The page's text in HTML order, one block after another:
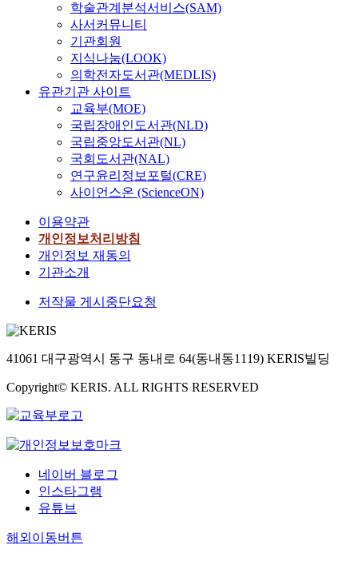
학술관계분석서비스(SAM)
사서커뮤니티
기관회원
지식나눔(LOOK)
의학전자도서관(MEDLIS)
유관기관 사이트
교육부(MOE)
국립장애인도서관(NLD)
국립중앙도서관(NL)
국회도서관(NAL)
연구윤리정보포털(CRE)
사이언스온 (ScienceON)
이용약관
개인정보처리방침
개인정보 재동의
기관소개
저작물 게시중단요청
41061 대구광역시 동구 동내로 64(동내동1119) KERIS빌딩
Copyright© KERIS. ALL RIGHTS RESERVED
네이버 블로그
인스타그램
유튜브
해외이동버튼